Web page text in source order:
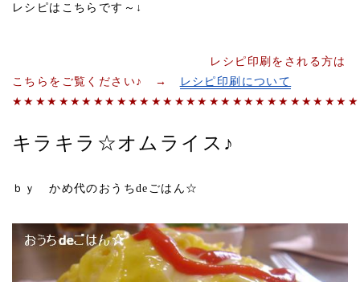
レシピはこちらです～↓
レシピ印刷をされる方は
こちらをご覧ください♪ →
レシピ印刷について
キラキラ☆オムライス♪
ｂｙ かめ代のおうちdeごはん☆